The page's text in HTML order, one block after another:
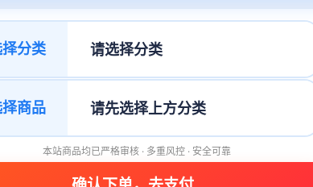
择分类
择商品
本站商品均已严格审核 · 多重风控 · 安全可靠